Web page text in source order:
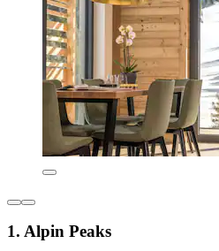
1. Alpin Peaks